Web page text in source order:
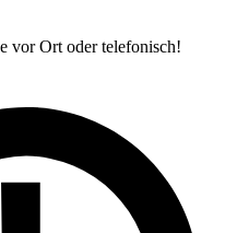
vor Ort oder telefonisch!